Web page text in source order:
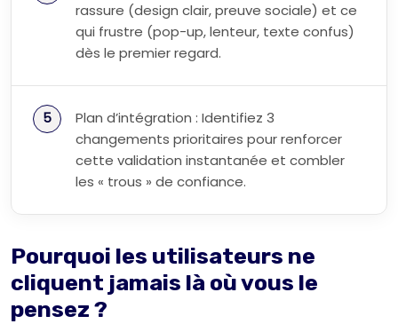
rassure (design clair, preuve sociale) et ce
qui frustre (pop-up, lenteur, texte confus)
dès le premier regard.
Plan d’intégration : Identifiez 3
changements prioritaires pour renforcer
cette validation instantanée et combler
les « trous » de confiance.
Pourquoi les utilisateurs ne
cliquent jamais là où vous le
pensez ?